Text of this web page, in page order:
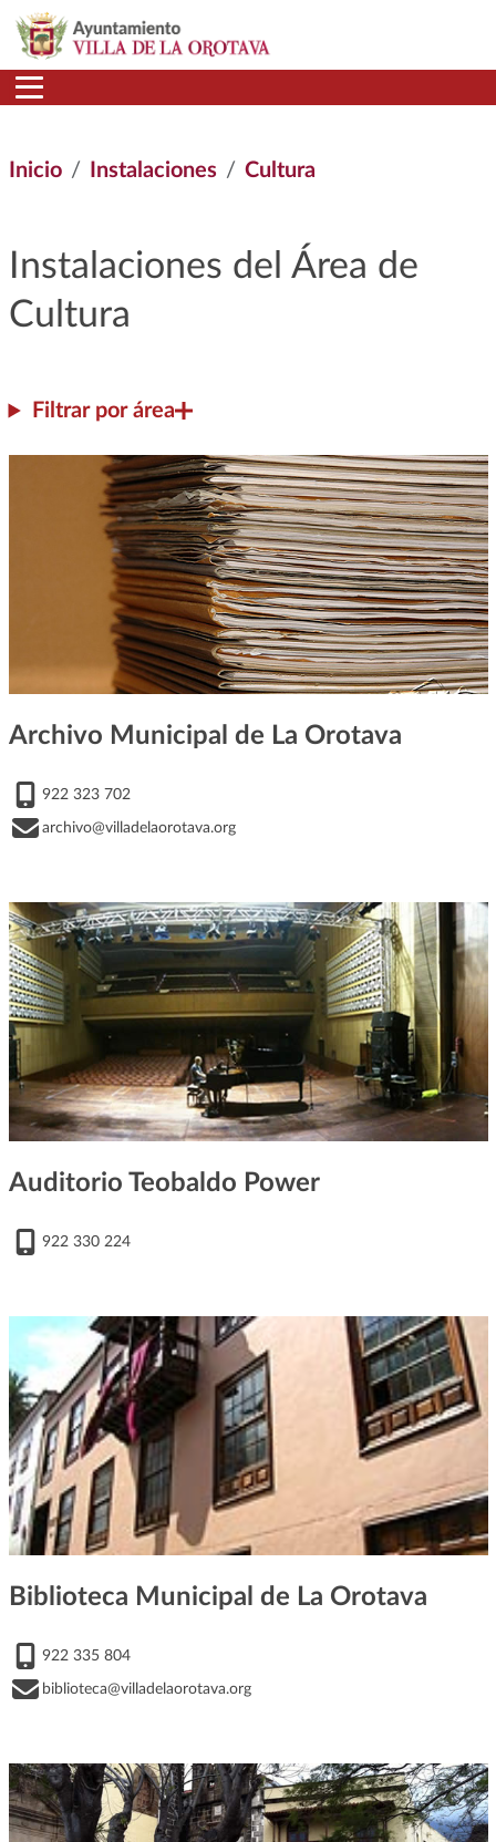
Pasar al contenido principal
Inicio Instalaciones Cultura
Instalaciones del Área de
cultura
Filtrar por área
Archivo Municipal de La Orotava
922 323 702
archivo@villadelaorotava.org
Auditorio Teobaldo Power
922 330 224
Biblioteca Municipal de La Orotava
922 335 804
biblioteca@villadelaorotava.org